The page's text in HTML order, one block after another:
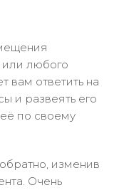
или любого
вам ответить на
и развеять его
по своему
изменив
Очень